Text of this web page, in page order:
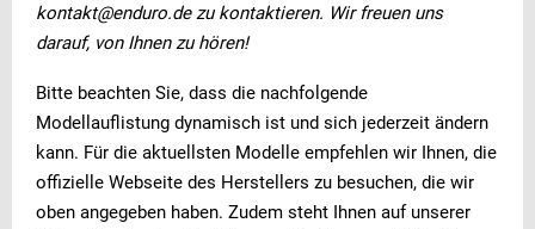
kontakt@enduro.de zu kontaktieren. Wir freuen uns
darauf, von Ihnen zu hören!
Bitte beachten Sie, dass die nachfolgende
Modellauflistung dynamisch ist und sich jederzeit ändern
kann. Für die aktuellsten Modelle empfehlen wir Ihnen, die
offizielle Webseite des Herstellers zu besuchen, die wir
oben angegeben haben. Zudem steht Ihnen auf unserer